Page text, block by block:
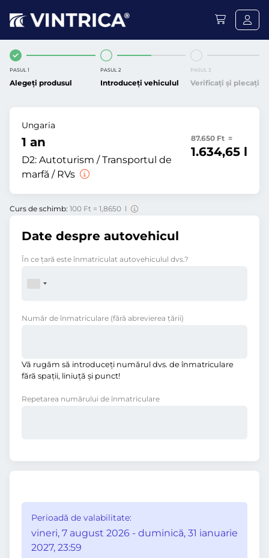
PASUL 1
Alegeți produsul
PASUL 2
Introduceți vehiculul
PASUL 3
Verificați și plecați
Ungaria
1 an
D2: Autoturism / Transportul de
marfă / RVs
87.650 Ft =
1.634,65 l
Curs de schimb: 100 Ft = 1,8650 l
Date despre autovehicul
În ce ţară este înmatriculat autovehiculul dvs.?
Număr de înmatriculare (fără abrevierea ţării)
Vă rugăm să introduceţi numărul dvs. de înmatriculare
fără spații, liniuţă și punct!
Repetarea numărului de înmatriculare
Perioadă de valabilitate:
vineri, 7 august 2026 - duminică, 31 ianuarie
2027, 23:59